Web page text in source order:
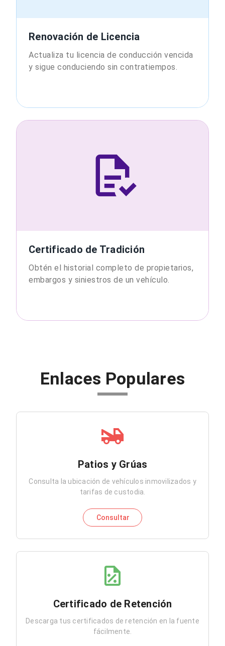
Renovación de Licencia
Actualiza tu licencia de conducción vencida
y sigue conduciendo sin contratiempos.
Certificado de Tradición
Obtén el historial completo de propietarios,
embargos y siniestros de un vehículo.
Enlaces Populares
Patios y Grúas
Consulta la ubicación de vehículos inmovilizados y
tarifas de custodia.
Consultar
Certificado de Retención
Descarga tus certificados de retención en la fuente
fácilmente.